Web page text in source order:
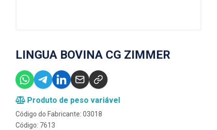
LINGUA BOVINA CG ZIMMER
Produto de peso variável
Código do Fabricante: 03018
Código: 7613